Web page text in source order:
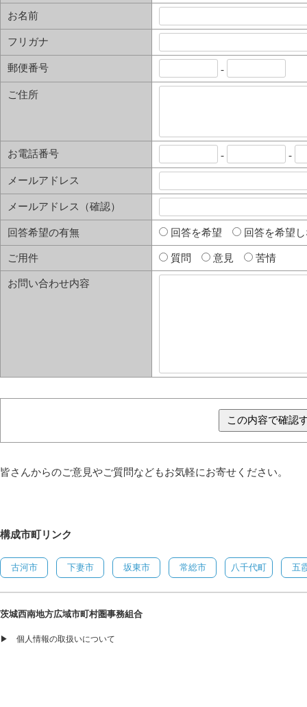
お名前
フリガナ
郵便番号 -
ご住所
お電話番号 - -
メールアドレス
メールアドレス（確認）
回答希望の有無 回答を希望 回答を希望
ご用件 質問 意見 苦情
お問い合わせ内容
この内容で確認
皆さんからのご意見やご質問などもお気軽にお寄せください。
構成市町リンク
古河市 下妻市 坂東市 常総市 八千代町 五
茨城西南地方広域市町村圏事務組合
▶ 個人情報の取扱いについて